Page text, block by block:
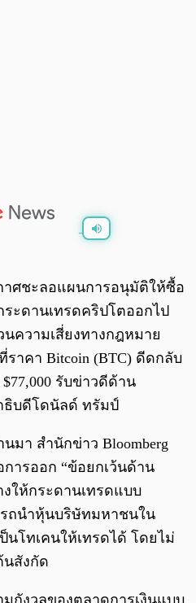
าศชะลอแผนการอนุมัติให้ซื้อ
ระดานเทรดคริปโตออกไป
ความเสี่ยงทางกฎหมาย
าคา Bitcoin (BTC) ดีดกลับ
รับข่าวดีด้าน
ธิบดีโดนัลด์ ทรัมป์
มา สำนักข่าว Bloomberg
ารออก “ข้อยกเว้นด้าน
ให้กระดานเทรดแบบ
ถนำหุ้นบริษัทมหาชนใน
โทเคนให้เทรดได้ โดยไม่
สังกัด